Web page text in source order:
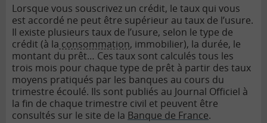
Lorsque vous souscrivez un crédit, le taux qui vous
est accordé ne peut être supérieur au taux de l’usure.
Il existe plusieurs taux de l’usure, selon le type de
crédit (à la consommation, immobilier), la durée, le
montant du prêt… Ces taux sont calculés tous les
trois mois pour chaque type de prêt à partir des taux
moyens pratiqués par les banques au cours du
trimestre écoulé. Ils sont publiés au Journal Officiel à
la fin de chaque trimestre civil et peuvent être
consultés sur le site de la Banque de France.